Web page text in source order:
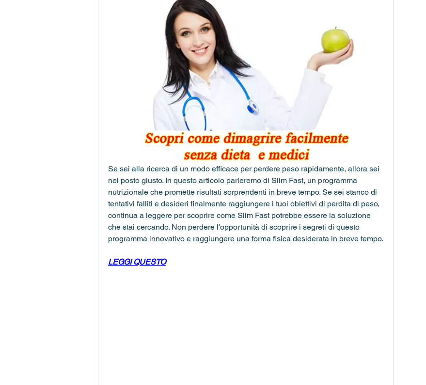
Se sei alla ricerca di un modo efficace per perdere peso rapidamente, allora sei
nel posto giusto. In questo articolo parleremo di Slim Fast, un programma
nutrizionale che promette risultati sorprendenti in breve tempo. Se sei stanco di
tentativi falliti e desideri finalmente raggiungere i tuoi obiettivi di perdita di peso,
continua a leggere per scoprire come Slim Fast potrebbe essere la soluzione
che stai cercando. Non perdere l'opportunità di scoprire i segreti di questo
programma innovativo e raggiungere una forma fisica desiderata in breve tempo.
LEGGI QUESTO